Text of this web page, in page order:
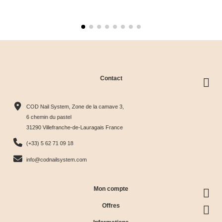
Contact
COD Nail System, Zone de la camave 3,
6 chemin du pastel
31290 Villefranche-de-Lauragais France
(+33) 5 62 71 09 18
info@codnailsystem.com
Mon compte
Offres